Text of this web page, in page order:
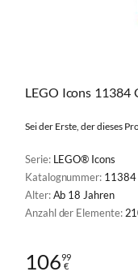
LEGO Icons 11384
Sei der Erste, der dieses
Serie: LEGO® Icons
Katalognummer: 11384
Alter:Ab 18 Jahren
Anzahl der Elemente:
10699
€